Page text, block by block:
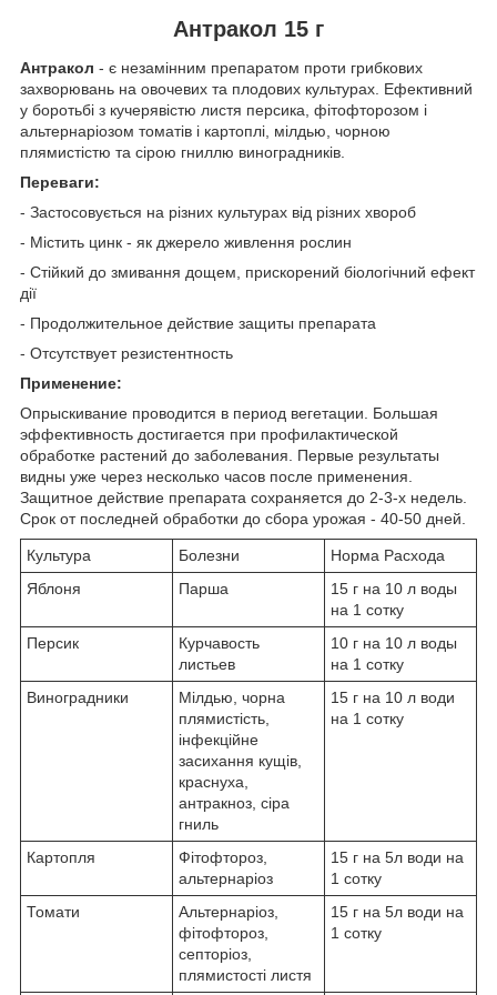
Антракол 15 г
Антракол - є незамінним препаратом проти грибкових
захворювань на овочевих та плодових культурах. Ефективний
у боротьбі з кучерявістю листя персика, фітофторозом і
альтернаріозом томатів і картоплі, мілдью, чорною
плямистістю та сірою гниллю виноградників.
Переваги:
- Застосовується на різних культурах від різних хвороб
- Містить цинк - як джерело живлення рослин
- Стійкий до змивання дощем, прискорений біологічний ефект
дії
- Продолжительное действие защиты препарата
- Отсутствует резистентность
Применение:
Опрыскивание проводится в период вегетации. Большая
эффективность достигается при профилактической
обработке растений до заболевания. Первые результаты
видны уже через несколько часов после применения.
Защитное действие препарата сохраняется до 2-3-х недель.
Срок от последней обработки до сбора урожая - 40-50 дней.
Культура Болезни
Норма Расхода
Яблоня
Парша
15 г на 10 л воды
на 1 сотку
Персик
Курчавость
листьев
10 г на 10 л воды
на 1 сотку
Виноградники
Мілдью, чорна
плямистість,
інфекційне
засихання кущів,
краснуха,
антракноз, сіра
гниль
15 г на 10 л води
на 1 сотку
Картопля
Фітофтороз,
альтернаріоз
15 г на 5л води на
1 сотку
Томати
Альтернаріоз,
фітофтороз,
септоріоз,
плямистості листя
15 г на 5л води на
1 сотку